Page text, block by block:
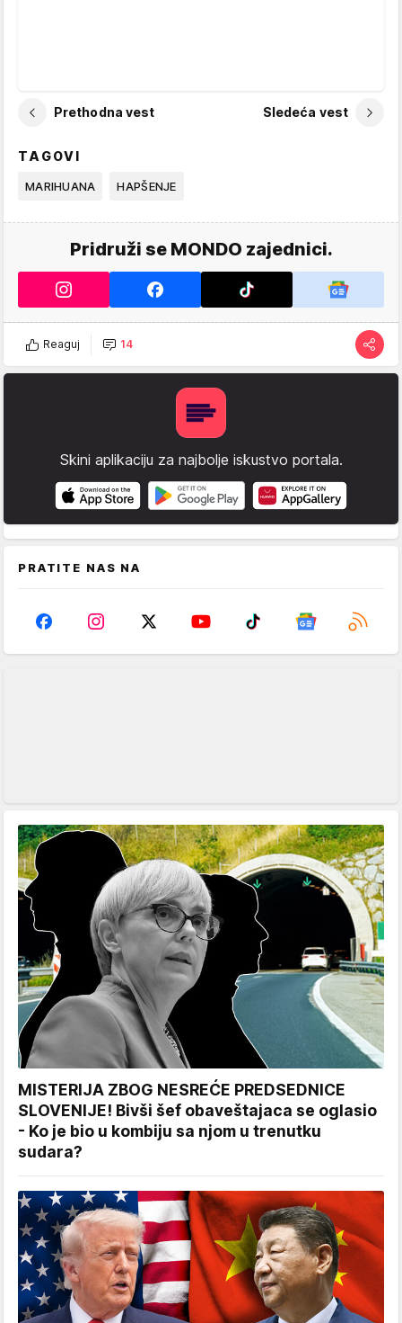
Prethodna vest Sledeća vest
TAGOVI
MARIHUANA HAPŠENJE
Pridruži se MONDO zajednici.
Reaguj 14
Skini aplikaciju za najbolje iskustvo portala.
PRATITE NAS NA
MISTERIJA ZBOG NESREĆE PREDSEDNICE
SLOVENIJE! Bivši šef obaveštajaca se oglasio
- Ko je bio u kombiju sa njom u trenutku
sudara?